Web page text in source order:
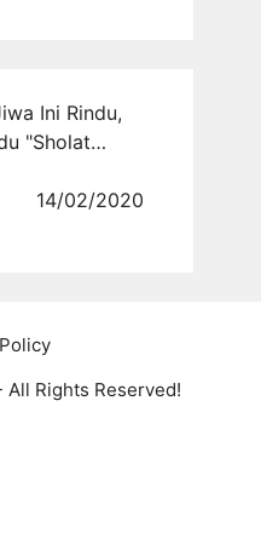
Ini Rindu,
"Sholat
14/02/2020
Rights Reserved!